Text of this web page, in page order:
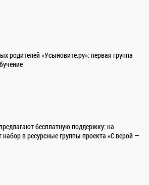
родителей «Усыновите.ру»: первая группа
бесплатную поддержку: на
в ресурсные группы проекта «С верой —